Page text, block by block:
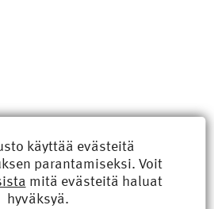
käyttää evästeitä
parantamiseksi. Voit
mitä evästeitä haluat
hyväksyä.